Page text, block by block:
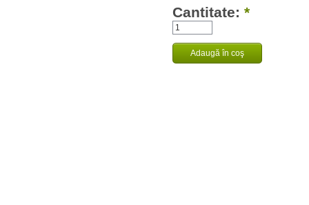
Cantitate: *